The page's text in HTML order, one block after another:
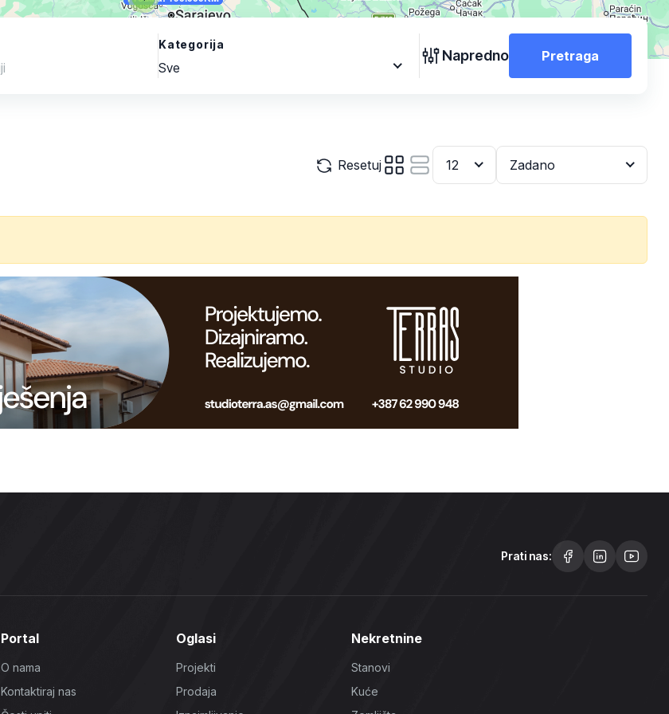
Kategorija
Sve
Napredno Pretraga
Resetuj 12 Zadano
Prati nas:
Portal
O nama
Kontaktiraj nas
Oglasi
Projekti
Prodaja
Nekretnine
Stanovi
Kuće